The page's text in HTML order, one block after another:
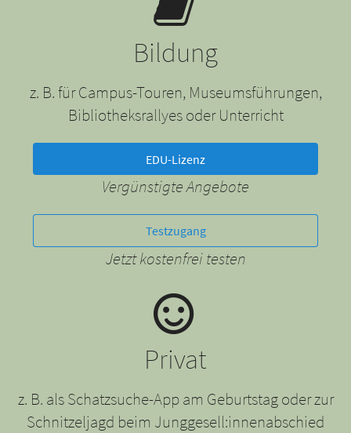
Bildung
z. B. für Campus-Touren, Museumsführungen,
Bibliotheksrallyes oder Unterricht
EDU-Lizenz
Vergünstigte Angebote
Testzugang
Jetzt kostenfrei testen
Privat
z. B. als Schatzsuche-App am Geburtstag oder zur
Schnitzeljagd beim Junggesell:innenabschied